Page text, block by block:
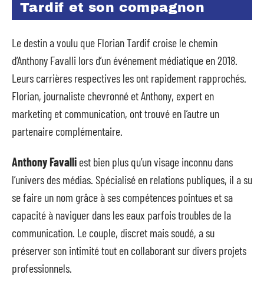
Tardif et son compagnon
Le destin a voulu que Florian Tardif croise le chemin
d’Anthony Favalli lors d’un événement médiatique en 2018.
Leurs carrières respectives les ont rapidement rapprochés.
Florian, journaliste chevronné et Anthony, expert en
marketing et communication, ont trouvé en l’autre un
partenaire complémentaire.
Anthony Favalli est bien plus qu’un visage inconnu dans
l’univers des médias. Spécialisé en relations publiques, il a su
se faire un nom grâce à ses compétences pointues et sa
capacité à naviguer dans les eaux parfois troubles de la
communication. Le couple, discret mais soudé, a su
préserver son intimité tout en collaborant sur divers projets
professionnels.